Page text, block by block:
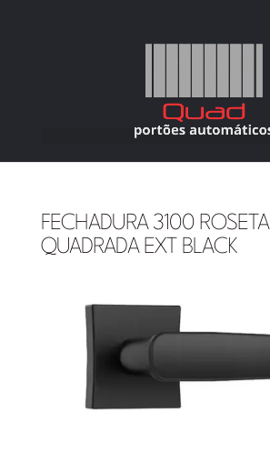
FECHADURA 3100 ROSETA
QUADRADA EXT BLACK